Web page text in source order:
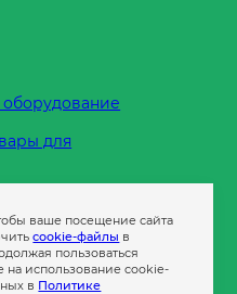
для
ваше посещение сайта
cookie-файлы в
пользоваться
на использование cookie-
в Политике